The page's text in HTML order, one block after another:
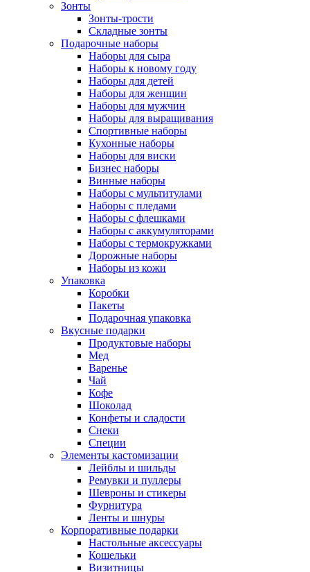
Зонты
Зонты-трости
Складные зонты
Подарочные наборы
Наборы для сыра
Наборы к новому году
Наборы для детей
Наборы для женщин
Наборы для мужчин
Наборы для выращивания
Спортивные наборы
Кухонные наборы
Наборы для виски
Бизнес наборы
Винные наборы
Наборы с мультитулами
Наборы с пледами
Наборы с флешками
Наборы с аккумуляторами
Наборы с термокружками
Дорожные наборы
Наборы из кожи
Упаковка
Коробки
Пакеты
Подарочная упаковка
Вкусные подарки
Продуктовые наборы
Мед
Варенье
Чай
Кофе
Шоколад
Конфеты и сладости
Снеки
Специи
Элементы кастомизации
Лейблы и шильды
Ремувки и пуллеры
Шевроны и стикеры
Фурнитура
Ленты и шнуры
Корпоративные подарки
Настольные аксессуары
Кошельки
Визитницы